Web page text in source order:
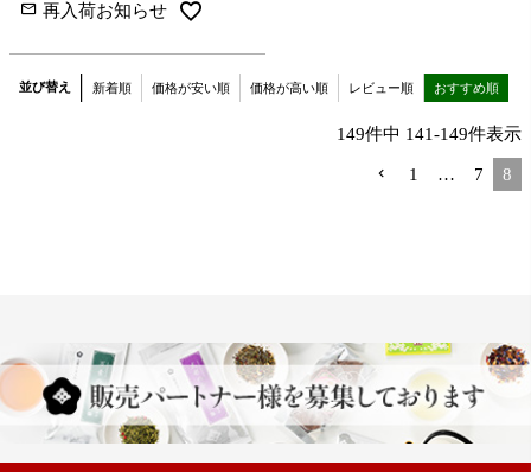
再入荷お知らせ
並び替え 新着順 価格が安い順 価格が高い順 レビュー順 おすすめ順
149件中 141-149件表示
1 … 7 8